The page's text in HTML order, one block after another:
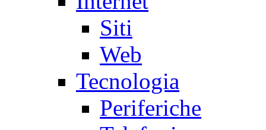
Siti
Web
Tecnologia
Periferiche